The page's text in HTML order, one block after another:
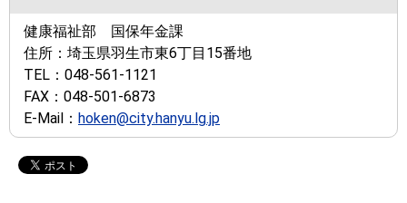
健康福祉部 国保年金課
住所： 埼玉県羽生市東6丁目15番地
TEL： 048-561-1121
FAX： 048-501-6873
E-Mail： hoken@city.hanyu.lg.jp